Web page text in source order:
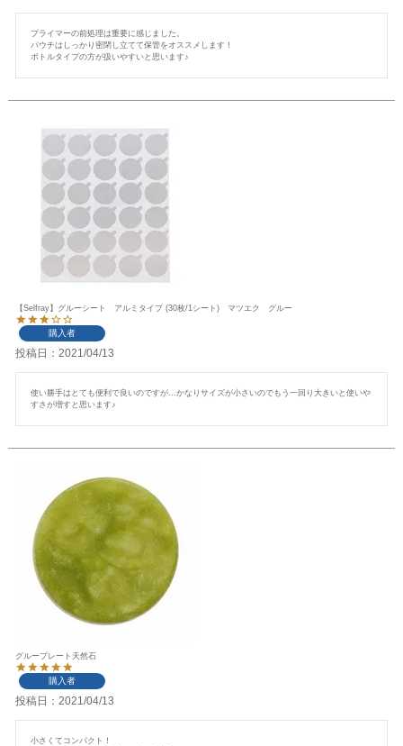
プライマーの前処理は重要に感じました。
パウチはしっかり密閉し立てて保管をオススメします！
ボトルタイプの方が扱いやすいと思います♪
【Selfray】グルーシート アルミタイプ (30枚/1シート) マツエク グルー
購入者
投稿日 2021/04/13
使い勝手はとても便利で良いのですが…かなりサイズが小さいのでもう一回り大きいと使いや
すさが増すと思います♪
グループレート天然石
購入者
投稿日 2021/04/13
小さくてコンパクト！